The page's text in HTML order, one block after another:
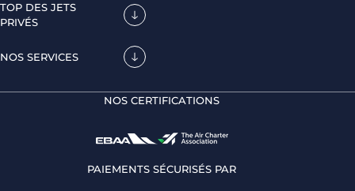
TOP DES JETS
PRIVÉS
NOS SERVICES
NOS CERTIFICATIONS
PAIEMENTS SÉCURISÉS PAR